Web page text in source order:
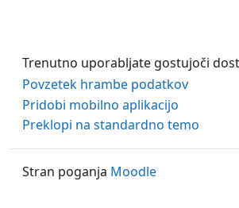
Trenutno uporabljate gostujoči
Povzetek hrambe podatkov
Pridobi mobilno aplikacijo
Preklopi na standardno temo
Stran poganja Moodle